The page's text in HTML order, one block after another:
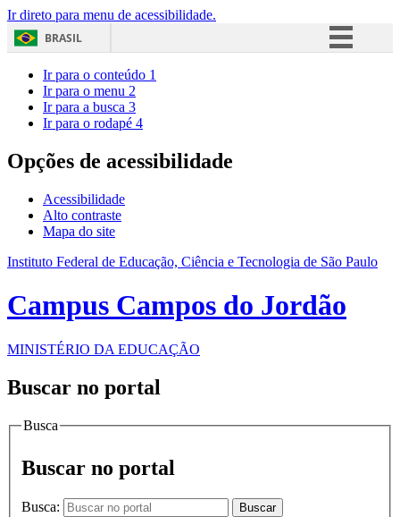
Ir direto para menu de acessibilidade.
BRASIL
Acesso à informação
Ir para o conteúdo 1
Ir para o menu 2
Ir para a busca 3
Ir para o rodapé 4
Opções de acessibilidade
Acessibilidade
Alto contraste
Mapa do site
Instituto Federal de Educação, Ciência e Tecnologia de São Paulo
Campus Campos do Jordão
MINISTÉRIO DA EDUCAÇÃO
Buscar no portal
Busca
Buscar no portal
Busca: Buscar